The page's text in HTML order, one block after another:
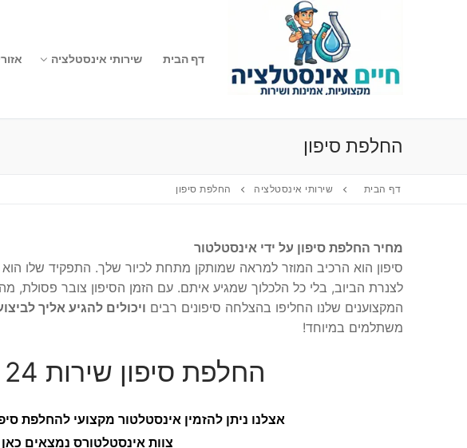
דף הבית שירותי אינסטלציה
החלפת סיפון
דף הבית שירותי אינסטלציה החלפת סיפון
מחיר החלפת סיפון על ידי אינסטלטור
סיפון הוא הרכיב המוזר למראה שמותקן מתחת לכיור שלך. התפקיד שלו הוא
לצנרת הביוב, בלי כל הלכלוך שמגיע איתם. עם הזמן הסיפון צובר פסולת,
המקצוענים שלנו החליפו בהצלחה סיפונים רבים ויכולים להגיע אליך
משתלמים במיוחד!
החלפת סיפון שירות 24 שעות ביממה
אצלנו ניתן להזמין אינסטלטור מקצועי להחלפת
צוות אינסטלטורס נמצאים